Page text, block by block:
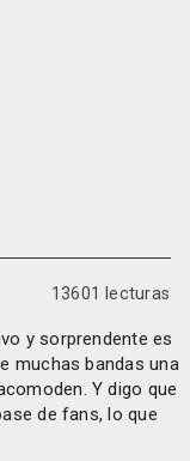
13601 lecturas
y sorprendente es
muchas bandas una
Y digo que
de fans, lo que